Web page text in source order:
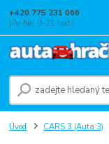
+420 775 231 066
(Po-Ne, 9-21 hod.)
Úvod CARS 3 (Auta 3)